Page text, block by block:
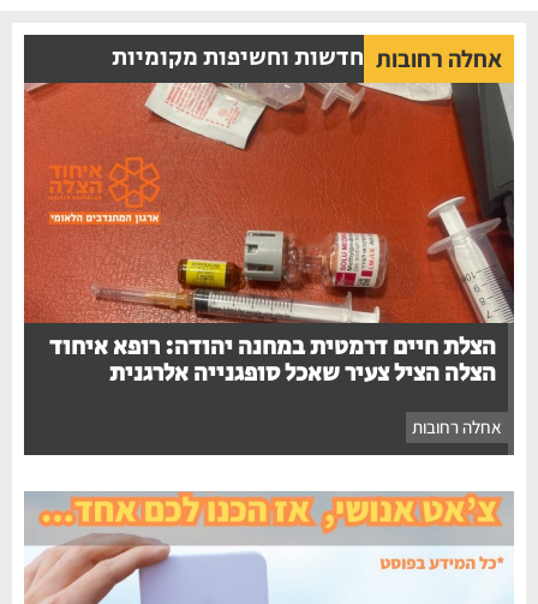
אחלה רחובות חדשות וחשיפות מקומיות
הצלת חיים דרמטית במחנה יהודה: רופא איחוד
הצלה הציל צעיר שאכל סופגנייה אלרגנית
אחלה רחובות